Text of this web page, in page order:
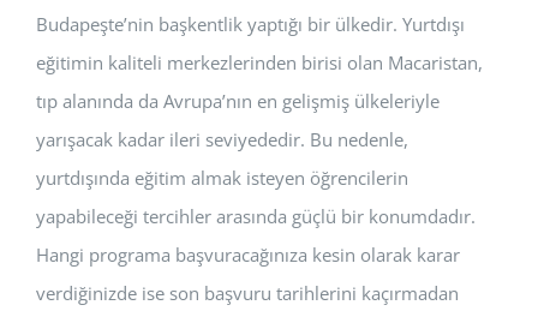
Budapeşte’nin başkentlik yaptığı bir ülkedir. Yurtdışı
eğitimin kaliteli merkezlerinden birisi olan Macaristan,
tıp alanında da Avrupa’nın en gelişmiş ülkeleriyle
yarışacak kadar ileri seviyededir. Bu nedenle,
yurtdışında eğitim almak isteyen öğrencilerin
yapabileceği tercihler arasında güçlü bir konumdadır.
Hangi programa başvuracağınıza kesin olarak karar
verdiğinizde ise son başvuru tarihlerini kaçırmadan